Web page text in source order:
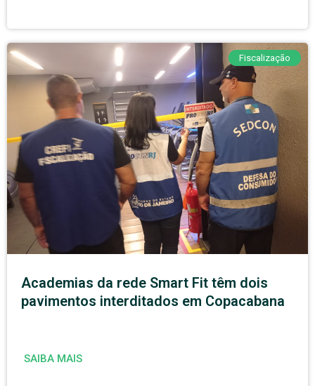
Fiscalização
Academias da rede Smart Fit têm dois
pavimentos interditados em Copacabana
SAIBA MAIS